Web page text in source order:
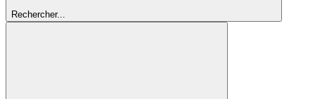
Rechercher...